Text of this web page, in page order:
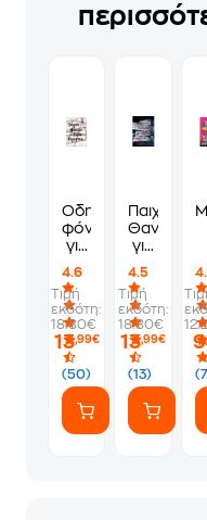
Οδηγός
φόνων
για
κορίτσια
4.6
(50)
Τιμή
εκδότη:
18.80€
13,99€
Παιχνίδι
Θανάτου
για
Κορίτσια
4.5
(13)
Τιμή
εκδότη:
18.80€
13,99€ 9